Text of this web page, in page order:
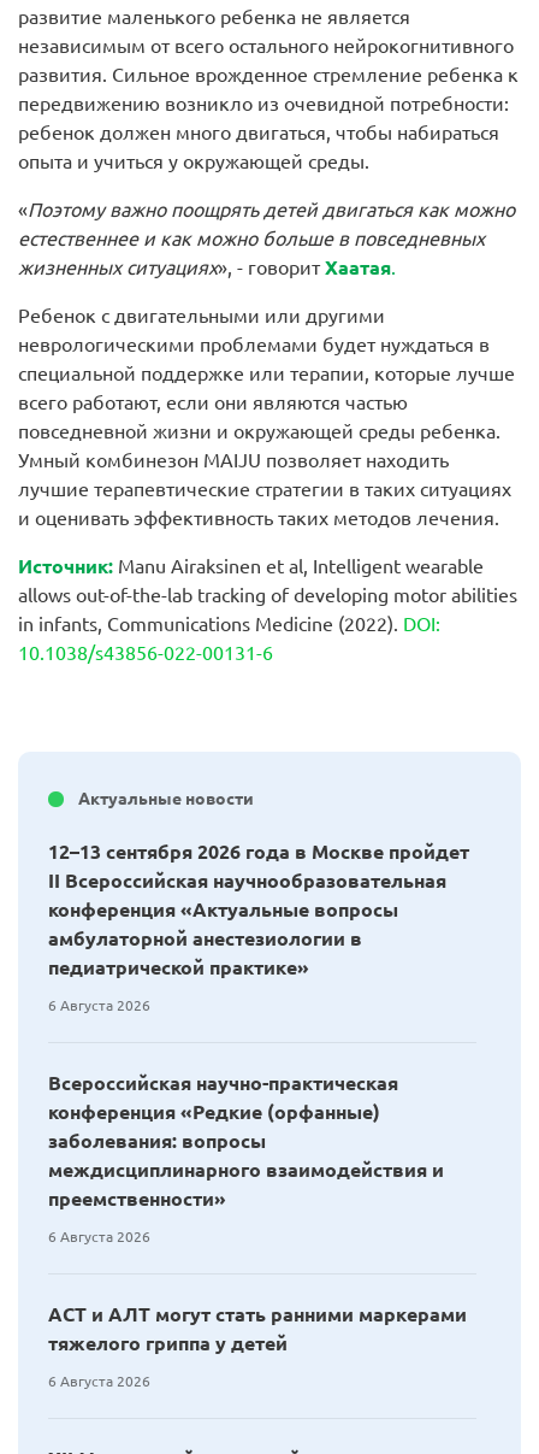
развитие маленького ребенка не является
независимым от всего остального нейрокогнитивного
развития. Сильное врожденное стремление ребенка к
передвижению возникло из очевидной потребности:
ребенок должен много двигаться, чтобы набираться
опыта и учиться у окружающей среды.
«Поэтому важно поощрять детей двигаться как можно
естественнее и как можно больше в повседневных
жизненных ситуациях», - говоритХаатая.
Ребенок с двигательными или другими
неврологическими проблемами будет нуждаться в
специальной поддержке или терапии, которые лучше
всего работают, если они являются частью
повседневной жизни и окружающей среды ребенка.
Умный комбинезон MAIJU позволяет находить
лучшие терапевтические стратегии в таких ситуациях
и оценивать эффективность таких методов лечения.
Источник: Manu Airaksinen et al, Intelligent wearable
allows out-of-the-lab tracking of developing motor abilities
in infants, Communications Medicine (2022). DOI:
10.1038/s43856-022-00131-6
Актуальные новости
12–13 сентября 2026 года в Москве пройдет
II Всероссийская научнообразовательная
конференция «Актуальные вопросы
амбулаторной анестезиологии в
педиатрической практике»
6 Августа 2026
Всероссийская научно-практическая
конференция «Редкие (орфанные)
заболевания: вопросы
междисциплинарного взаимодействия и
преемственности»
6 Августа 2026
АСТ и АЛТ могут стать ранними маркерами
тяжелого гриппа у детей
6 Августа 2026